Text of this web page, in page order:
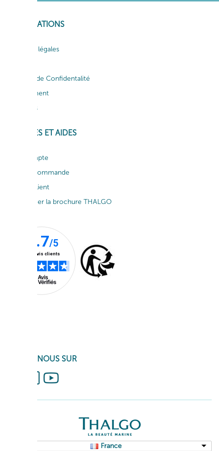
INFORMATIONS
Mentions légales
Politique de Confidentalité
Recrutement
Actualités
SERVICES ET AIDES
Mon compte
Suivi de commande
Service client
Télécharger la brochure THALGO
SUIVEZ-NOUS SUR
France